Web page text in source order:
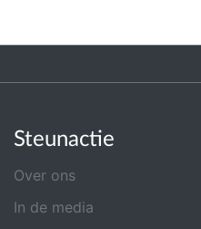
Steunactie
Over ons
In de media